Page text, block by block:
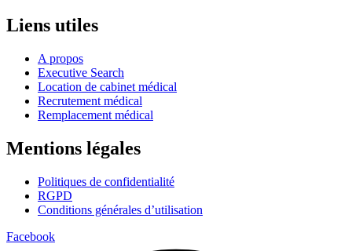
Liens utiles
A propos
Executive Search
Location de cabinet médical
Recrutement médical
Remplacement médical
Mentions légales
Politiques de confidentialité
RGPD
Conditions générales d’utilisation
Facebook